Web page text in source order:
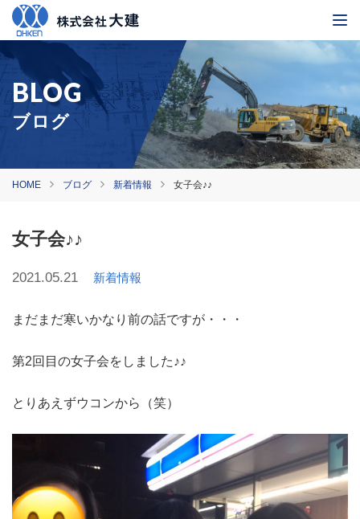
ブログ
HOME ブログ 新着情報 女子会♪♪
女子会♪♪
2021.05.21 新着情報
まだまだ寒いかなり前の話ですが・・・
第2回目の女子会をしました♪♪
とりあえずウコンから（笑）